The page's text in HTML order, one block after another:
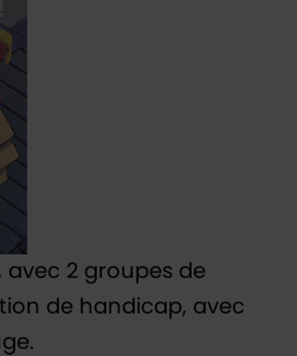
, avec 2 groupes de
de handicap, avec